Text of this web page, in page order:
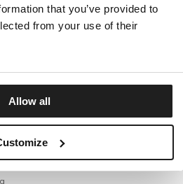
that you’ve provided to
from your use of their
Allow all
nylon material with mesh
- MEANDRO
für bessere Luftzirkulation